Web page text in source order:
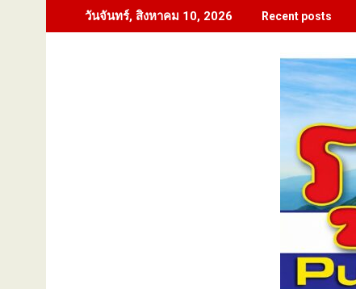
to
วันจันทร์, สิงหาคม 10, 2026 Recent posts